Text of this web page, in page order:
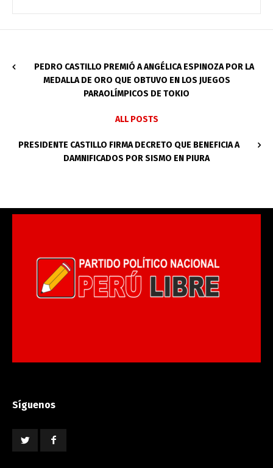
PEDRO CASTILLO PREMIÓ A ANGÉLICA ESPINOZA POR LA
MEDALLA DE ORO QUE OBTUVO EN LOS JUEGOS
PARAOLÍMPICOS DE TOKIO
ALL POSTS
PRESIDENTE CASTILLO FIRMA DECRETO QUE BENEFICIA A
DAMNIFICADOS POR SISMO EN PIURA
Síguenos